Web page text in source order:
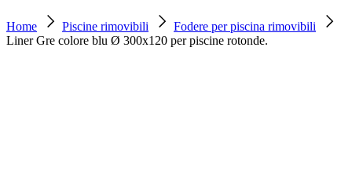
Home Piscine rimovibili
Fodere per piscina rimovibili
Liner Gre colore blu Ø 300x120 per piscine rotonde.